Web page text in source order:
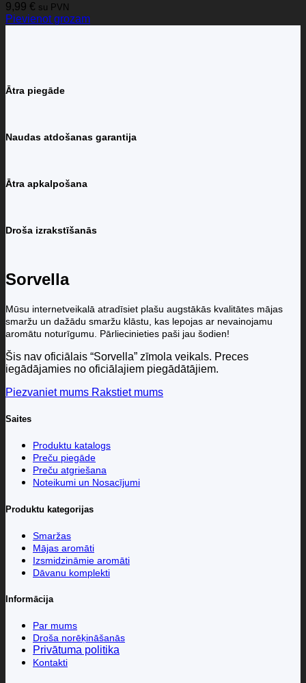
9,99 € su PVN
Pievienot grozam
Ātra piegāde
Naudas atdošanas garantija
Ātra apkalpošana
Droša izrakstīšanās
Sorvella
Mūsu internetveikalā atradīsiet plašu augstākās kvalitātes mājas
smaržu un dažādu smaržu klāstu, kas lepojas ar nevainojamu
aromātu noturīgumu. Pārliecinieties paši jau šodien!
Šis nav oficiālais “Sorvella” zīmola veikals. Preces
iegādājamies no oficiālajiem piegādātājiem.
Piezvaniet mums Rakstiet mums
Saites
Produktu katalogs
Preču piegāde
Preču atgriešana
Noteikumi un Nosacījumi
Produktu kategorijas
Smaržas
Mājas aromāti
Izsmidzināmie aromāti
Dāvanu komplekti
Informācija
Par mums
Droša norēķināšanās
Privātuma politika
Kontakti